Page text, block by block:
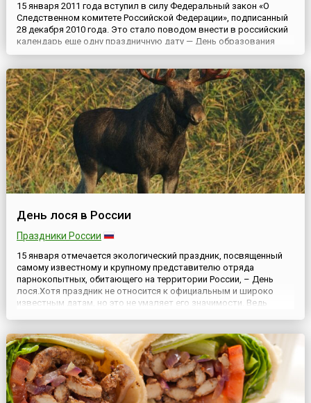
15 января 2011 года вступил в силу Федеральный закон «О
Следственном комитете Российской Федерации», подписанный
28 декабря 2010 года. Это стало поводом внести в российский
календарь еще одну праздничную дату — День образования
Следственного комитета РФ.Как сообщалось в пояснительной
комитета вне системы прокуратуры РФ создаст необходимые...
День лося в России
Праздники России
15 января отмечается экологический праздник, посвященный
самому известному и крупному представителю отряда
парнокопытных, обитающего на территории России, – День
лося.Хотя праздник не относится к официальным и широко
известным датам, но это не умаляет его значимости. Ведь
представителя семейства оленевых...